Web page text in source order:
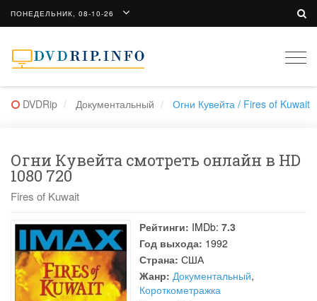
ПОНЕДЕЛЬНИК, 08-10-26
DVDRip Документальный Огни Кувейта / Fires of Kuwait
Огни Кувейта смотреть онлайн в HD
1080 720
Fires of Kuwait
Рейтинги: IMDb: 7.3
Год выхода: 1992
Страна: США
Жанр: Документальный,
Короткометражка